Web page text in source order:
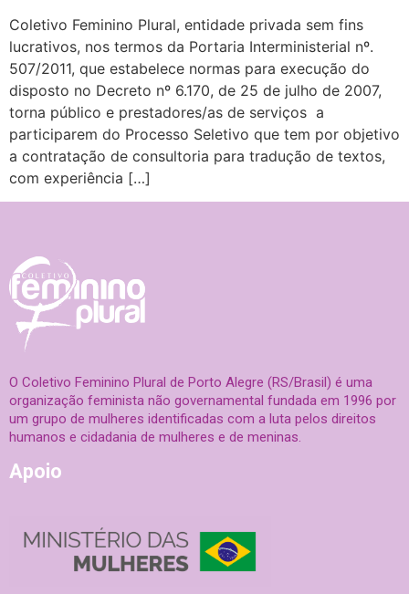
Coletivo Feminino Plural, entidade privada sem fins
lucrativos, nos termos da Portaria Interministerial nº.
507/2011, que estabelece normas para execução do
disposto no Decreto nº 6.170, de 25 de julho de 2007,
torna público e prestadores/as de serviços a
participarem do Processo Seletivo que tem por objetivo
a contratação de consultoria para tradução de textos,
com experiência […]
O Coletivo Feminino Plural de Porto Alegre (RS/Brasil) é uma
organização feminista não governamental fundada em 1996 por
um grupo de mulheres identificadas com a luta pelos direitos
humanos e cidadania de mulheres e de meninas.
Apoio